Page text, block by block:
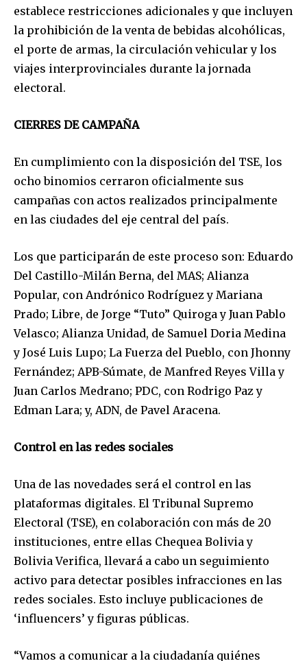
Join our community of
SUBSCRIBERS and be part of the
your privacy and won't spam your inbox. Your information is
safe with us.
SUBSCRIBE
I've read and accept thePrivacy Policy.
establece restricciones adicionales y que incluyen
la prohibición de la venta de bebidas alcohólicas,
el porte de armas, la circulación vehicular y los
viajes interprovinciales durante la jornada
electoral.
CIERRES DE CAMPAÑA
En cumplimiento con la disposición del TSE, los
ocho binomios cerraron oficialmente sus
campañas con actos realizados principalmente
en las ciudades del eje central del país.
Los que participarán de este proceso son: Eduardo
Del Castillo-Milán Berna, del MAS; Alianza
Popular, con Andrónico Rodríguez y Mariana
Prado; Libre, de Jorge “Tuto” Quiroga y Juan Pablo
Velasco; Alianza Unidad, de Samuel Doria Medina
y José Luis Lupo; La Fuerza del Pueblo, con Jhonny
Fernández; APB-Súmate, de Manfred Reyes Villa y
Juan Carlos Medrano; PDC, con Rodrigo Paz y
Edman Lara; y, ADN, de Pavel Aracena.
Control en las redes sociales
Una de las novedades será el control en las
plataformas digitales. El Tribunal Supremo
Electoral (TSE), en colaboración con más de 20
instituciones, entre ellas Chequea Bolivia y
Bolivia Verifica, llevará a cabo un seguimiento
activo para detectar posibles infracciones en las
redes sociales. Esto incluye publicaciones de
‘influencers’ y figuras públicas.
“Vamos a comunicar a la ciudadanía quiénes